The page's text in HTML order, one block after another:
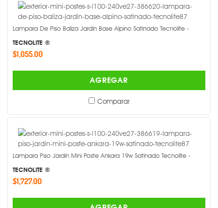
Lampara De Piso Baliza Jardín Base Alpino Satinado Tecnolite -
TECNOLITE ®
$1,055.00
AGREGAR
Comparar
Lampara Piso Jardín Mini Poste Ankara 19w Satinado Tecnolite -
TECNOLITE ®
$1,727.00